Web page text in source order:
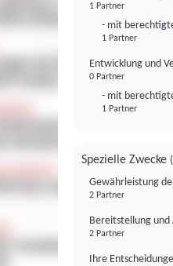
1 Partner
- mit
1 Partner
Entwicklung und
0 Partner
- mit
1 Partner
Spezielle Zwecke
Gewährleistung
2 Partner
Bereitstellung und
2 Partner
Ihre